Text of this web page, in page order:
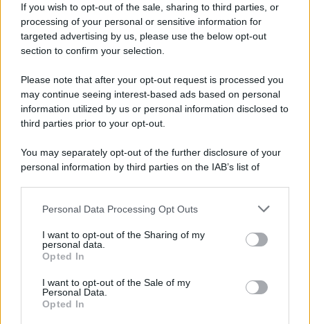
If you wish to opt-out of the sale, sharing to third parties, or
processing of your personal or sensitive information for
targeted advertising by us, please use the below opt-out
section to confirm your selection.
Please note that after your opt-out request is processed you
may continue seeing interest-based ads based on personal
information utilized by us or personal information disclosed to
third parties prior to your opt-out.
You may separately opt-out of the further disclosure of your
personal information by third parties on the IAB’s list of
This information may also be disclosed by us to third parties
disclose it to other third parties.
Please note that this website/app uses one or more Google
services and may gather and store information including but
not limited to your visit or usage behaviour. You may click to
grant or deny consent to Google and its third-party tags to
Personal Data Processing Opt Outs
I want to opt-out of the Sharing of my
personal data.
Opted In
I want to opt-out of the Sale of my
Personal Data.
Opted In
Ricevi LE FRASI PIÙ BELLE via e-mail
E-mail